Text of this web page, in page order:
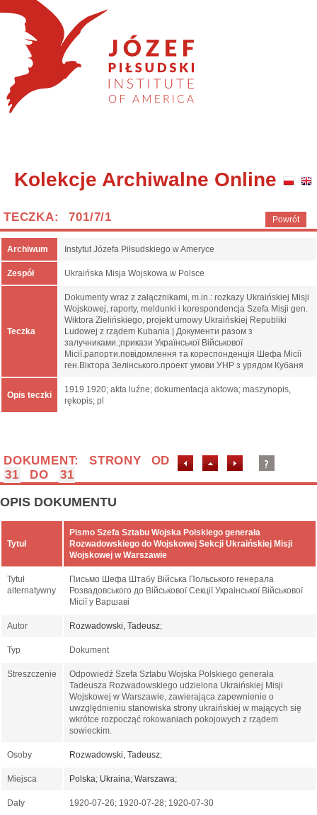
Kolekcje Archiwalne Online
Powrót
TECZKA: 701/7/1
Archiwum Instytut Józefa Piłsudskiego w Ameryce
Zespół Ukraińska Misja Wojskowa w Polsce
Teczka
Dokumenty wraz z załącznikami, m.in.: rozkazy Ukraińskiej Misji
Wojskowej, raporty, meldunki i korespondencja Szefa Misji gen.
Wiktora Zielińskiego, projekt umowy Ukraińskiej Republiki
Ludowej z rządem Kubania | Документи разом з
залучниками.;прикази Української Військової
Місії.рапорти.повідомлення та кореспонденція Шефа Місії
ген.Віктора Зелінського.проект умови УНР з урядом Кубаня
Opis teczki
1919 1920; akta luźne; dokumentacja aktowa; maszynopis,
rękopis; pl
DOKUMENT: STRONY OD
31
DO 31
OPIS DOKUMENTU
Tytuł
Pismo Szefa Sztabu Wojska Polskiego generała
Rozwadowskiego do Wojskowej Sekcji Ukraińskiej Misji
Wojskowej w Warszawie
Tytuł
alternatywny
Письмо Шефа Штабу Війська Польського генерала
Розвадовського до Військової Секції Украінської Військової
Місії у Варшаві
Autor Rozwadowski, Tadeusz;
Typ Dokument
Streszczenie
Odpowiedź Szefa Sztabu Wojska Polskiego generała
Tadeusza Rozwadowskiego udzielona Ukraińskiej Misji
Wojskowej w Warszawie, zawierająca zapewnienie o
uwzględnieniu stanowiska strony ukraińskiej w mających się
wkrótce rozpocząć rokowaniach pokojowych z rządem
sowieckim.
Osoby Rozwadowski, Tadeusz;
Miejsca Polska; Ukraina; Warszawa;
Daty 1920-07-26; 1920-07-28; 1920-07-30